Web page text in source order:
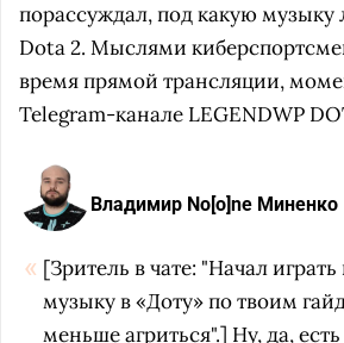
порассуждал, под какую музыку
Dota 2. Мыслями
время прямой трансляции,
Telegram-канале LEGENDWP
Владимир No[o]ne Миненко
[Зритель в чате: "Начал
музыку в «Доту» по твоим
меньше агриться".] Ну, да,